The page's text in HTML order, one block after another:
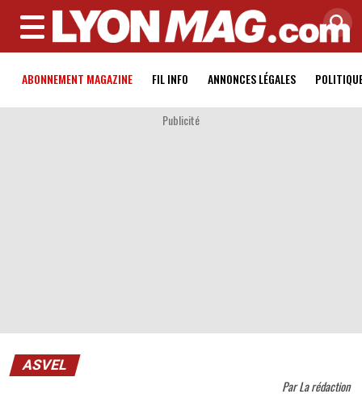
MENU
ABONNEMENT MAGAZINE FIL INFO ANNONCES LÉGALES
Publicité
ASVEL
ParLa rédaction